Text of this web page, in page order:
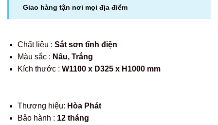
Giao hàng tận nơi mọi địa điểm
Chất liệu : Sắt sơn tĩnh điện
Màu sắc : Nâu, Trắng
Kích thước : W1100 x D325 x H1000 mm
Thương hiệu: Hòa Phát
Bảo hành : 12 tháng